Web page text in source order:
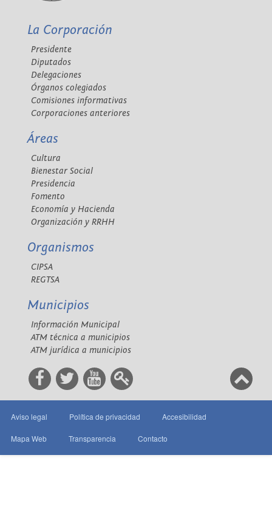
La Corporación
Presidente
Diputados
Delegaciones
Órganos colegiados
Comisiones informativas
Corporaciones anteriores
Áreas
Cultura
Bienestar Social
Presidencia
Fomento
Economía y Hacienda
Organización y RRHH
Organismos
CIPSA
REGTSA
Municipios
Información Municipal
ATM técnica a municipios
ATM jurídica a municipios
Aviso legal Política de privacidad Accesibilidad
Mapa Web Transparencia Contacto